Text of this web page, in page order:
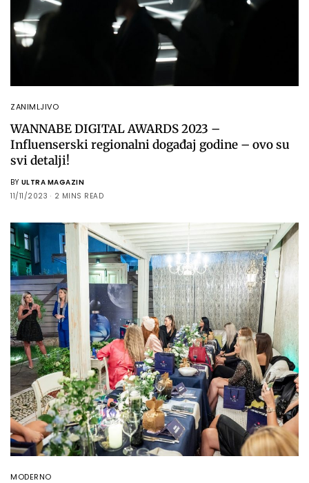
ZANIMLJIVO
WANNABE DIGITAL AWARDS 2023 –
Influenserski regionalni događaj godine – ovo su
svi detalji!
BY ULTRA MAGAZIN
11/11/2023
2 MINS READ
MODERNO